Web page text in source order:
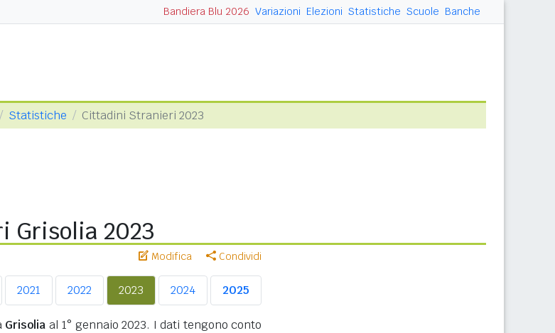
Bandiera Blu 2026 Variazioni Elezioni Statistiche Scuole Banche
Statistiche Cittadini Stranieri 2023
Grisolia 2023
Modifica Condividi
2021 2022 2023 2024 2025
Grisolia al 1° gennaio 2023. I dati tengono conto